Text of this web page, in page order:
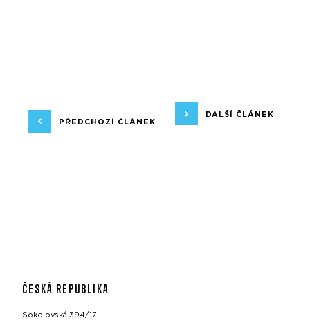
PŘEDCHOZÍ ČLÁNEK
DALŠÍ ČLÁNEK
ČESKÁ REPUBLIKA
Sokolovská 394/17